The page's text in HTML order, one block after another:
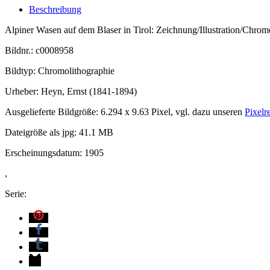
Beschreibung
Alpiner Wasen auf dem Blaser in Tirol: Zeichnung/Illustration/
Bildnr.: c0008958
Bildtyp: Chromolithographie
Urheber: Heyn, Ernst (1841-1894)
Ausgelieferte Bildgröße: 6.294 x 9.63 Pixel, vgl. dazu unseren
Dateigröße als jpg: 41.1 MB
Erscheinungsdatum: 1905
,
Serie: